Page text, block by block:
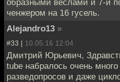
образными веслами и 7-и
ченжером на 16 гусель.
Alejandro13 »
#33 | 10.05.16 12:04
Дмитрий Юрьевич,
tube набралось очень
разведопросов и даже